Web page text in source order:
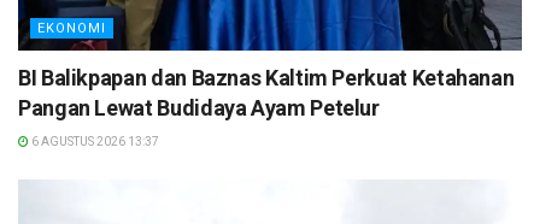
EKONOMI
BI Balikpapan dan Baznas Kaltim Perkuat Ketahanan
Pangan Lewat Budidaya Ayam Petelur
6 AGUSTUS 2026 13:37